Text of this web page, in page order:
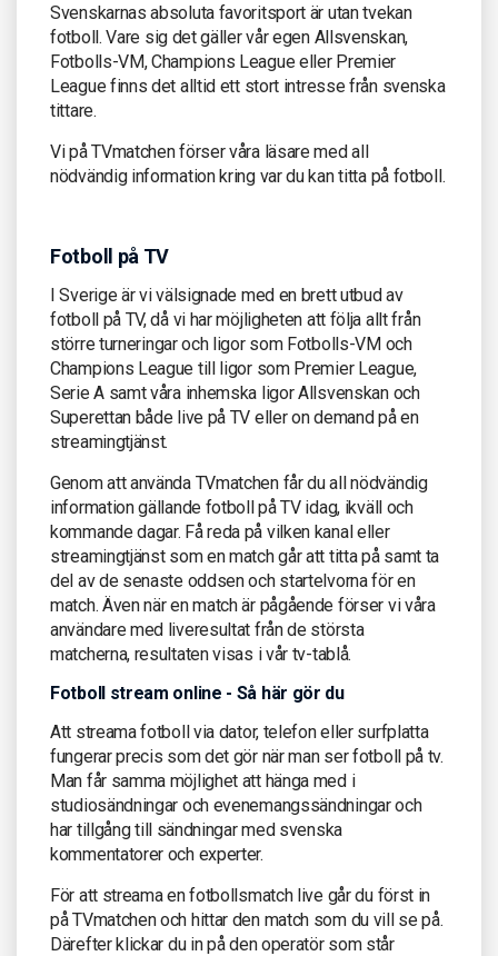
Svenskarnas absoluta favoritsport är utan tvekan
fotboll. Vare sig det gäller vår egen Allsvenskan,
Fotbolls-VM, Champions League eller Premier
League finns det alltid ett stort intresse från svenska
tittare.
Vi på TVmatchen förser våra läsare med all
nödvändig information kring var du kan titta på fotboll.
Fotboll på TV
I Sverige är vi välsignade med en brett utbud av
fotboll på TV, då vi har möjligheten att följa allt från
större turneringar och ligor som Fotbolls-VM och
Champions League till ligor som Premier League,
Serie A samt våra inhemska ligor Allsvenskan och
Superettan både live på TV eller on demand på en
streamingtjänst.
Genom att använda TVmatchen får du all nödvändig
information gällande fotboll på TV idag, ikväll och
kommande dagar. Få reda på vilken kanal eller
streamingtjänst som en match går att titta på samt ta
del av de senaste oddsen och startelvorna för en
match. Även när en match är pågående förser vi våra
användare med liveresultat från de största
matcherna, resultaten visas i vår tv-tablå.
Fotboll stream online - Så här gör du
Att streama fotboll via dator, telefon eller surfplatta
fungerar precis som det gör när man ser fotboll på tv.
Man får samma möjlighet att hänga med i
studiosändningar och evenemangssändningar och
har tillgång till sändningar med svenska
kommentatorer och experter.
För att streama en fotbollsmatch live går du först in
på TVmatchen och hittar den match som du vill se på.
Därefter klickar du in på den operatör som står